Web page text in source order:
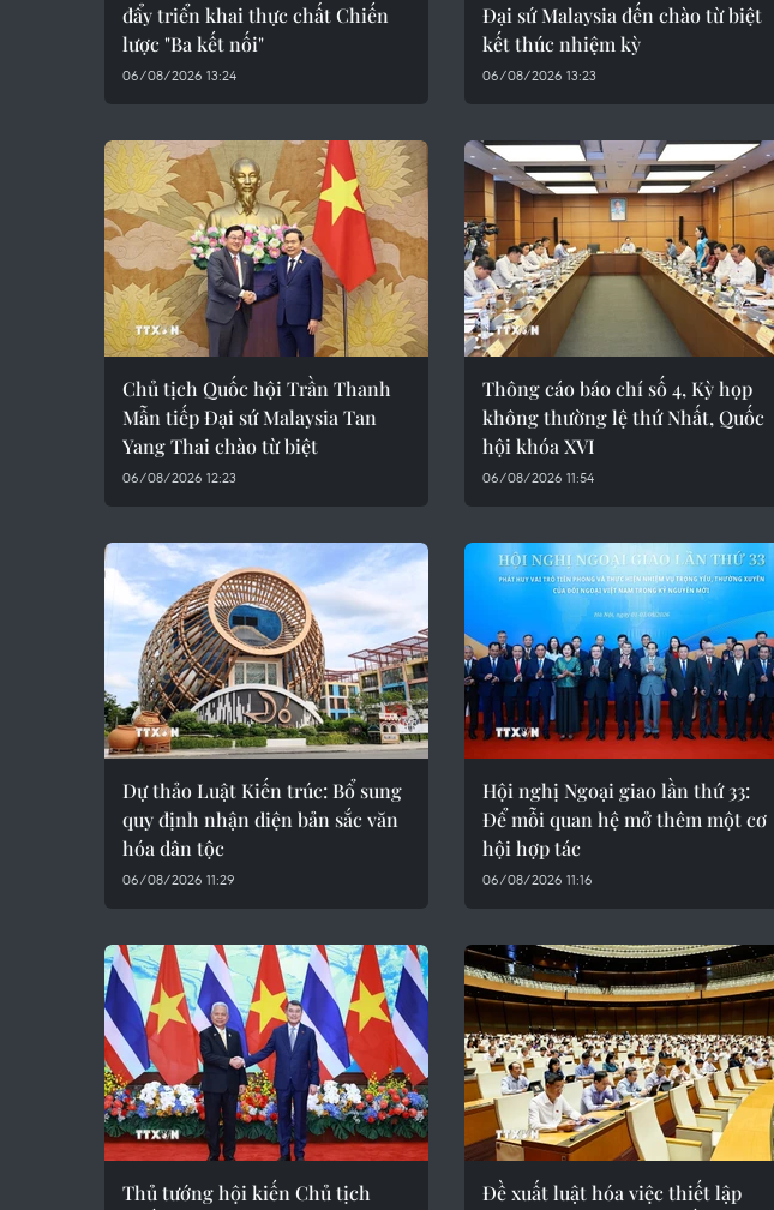
đẩy triển khai thực chất Chiến
lược "Ba kết nối"
06/08/2026 13:24
Đại sứ Malaysia đến chào từ biệt
kết thúc nhiệm kỳ
06/08/2026 13:23
Chủ tịch Quốc hội Trần Thanh
Mẫn tiếp Đại sứ Malaysia Tan
Yang Thai chào từ biệt
06/08/2026 12:23
Thông cáo báo chí số 4, Kỳ họp
không thường lệ thứ Nhất, Quốc
hội khóa XVI
06/08/2026 11:54
Dự thảo Luật Kiến trúc: Bổ sung
quy định nhận diện bản sắc văn
hóa dân tộc
06/08/2026 11:29
Hội nghị Ngoại giao lần thứ 33:
Để mỗi quan hệ mở thêm một cơ
hội hợp tác
06/08/2026 11:16
Thủ tướng hội kiến Chủ tịch
Đề xuất luật hóa việc thiết lập